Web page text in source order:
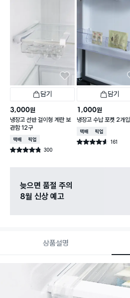
담기
3,000원
냉장고 선반 걸이형 계란 보
관함 12구
택배배송매장픽업
별점 4.8점 300
건 작성
담기
1,000원
냉장고 수납 포켓 2개입
택배배송매장픽업
별점 4.6점 161
건 작성
늦으면 품절 주의
8월 신상 예고
상품설명